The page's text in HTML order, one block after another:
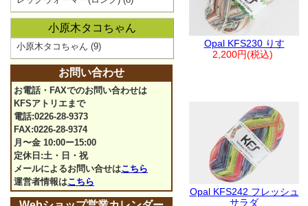
Opal KFS230 りす
2,200円(税込)
Opal KFS242 フレッシュ
サラダ
小原木タコちゃん
小原木タコちゃん (9)
お問い合わせ
お電話・FAXでのお問い合わせは
KFSアトリエまで
電話:0226-28-9373
FAX:0226-28-9374
月〜金 10:00ー15:00
定休日:土・日・祝
メールによるお問い合せはこちら
運営者情報はこちら